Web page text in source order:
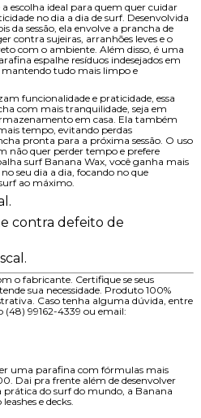
escolha ideal para quem quer cuidar
no dia a dia de surf. Desenvolvida
da sessão, ela envolve a prancha de
contra sujeiras, arranhões leves e o
com o ambiente. Além disso, é uma
espalhe resíduos indesejados em
mantendo tudo mais limpo e
funcionalidade e praticidade, essa
com mais tranquilidade, seja em
em casa. Ela também
tempo, evitando perdas
pronta para a próxima sessão. O uso
não quer perder tempo e prefere
surf Banana Wax, você ganha mais
seu dia a dia, focando no que
ao máximo.
contra defeito de
o fabricante. Certifique se seus
sua necessidade. Produto 100%
Caso tenha alguma dúvida, entre
99162-4339 ou email:
uma parafina com fórmulas mais
Dai pra frente além de desenvolver
do surf do mundo, a Banana
e decks.